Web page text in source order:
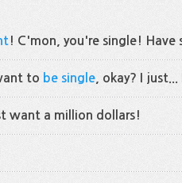
! C'mon, you're single! Have
to be single , okay? I
want a million dollars!